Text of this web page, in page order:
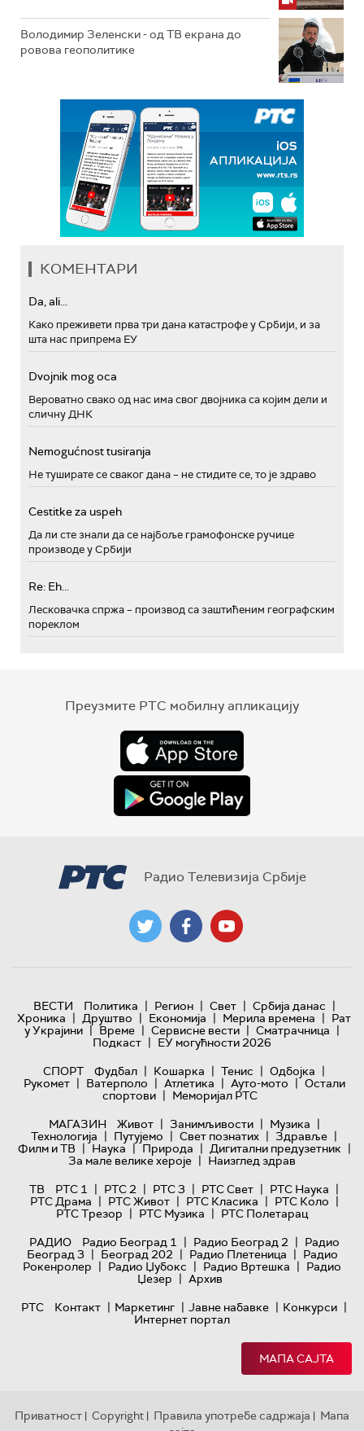
Володимир Зеленски - од ТВ екрана до
ровова геополитике
КОМЕНТАРИ
Da, ali...
Како преживети прва три дана катастрофе у Србији, и за
шта нас припрема ЕУ
Dvojnik mog oca
Вероватно свако од нас има свог двојника са којим дели и
сличну ДНК
Nemogućnost tusiranja
Не туширате се сваког дана – не стидите се, то је здраво
Cestitke za uspeh
Да ли сте знали да се најбоље грамофонске ручице
производе у Србији
Re: Eh...
Лесковачка спржа – производ са заштићеним географским
пореклом
Преузмите РТС мобилну апликацију
Радио Телевизија Србије
ВЕСТИ Политика | Регион | Свет | Србија данас |
Хроника | Друштво | Економија | Мерила времена | Рат
у Украјини | Време | Сервисне вести | Сматрачница |
Подкаст | ЕУ могућности 2026
СПОРТ
Фудбал | Кошарка | Тенис | Одбојка |
Рукомет | Ватерполо | Атлетика | Ауто-мото | Остали
спортови | Меморијал РТС
МАГАЗИН
Живот | Занимљивости | Музика |
Технологијa | Путујемо | Свет познатих | Здравље |
Филм и ТВ | Наука | Природа | Дигитални предузетник |
За мале велике хероје | Наизглед здрав
ТВ
РТС 1 | РТС 2 | РТС 3 | РТС Свет | РТС Наука |
РТС Драма | РТС Живот | РТС Класика | РТС Коло |
РТС Трезор | РТС Музика | РТС Полетарац
РАДИО
Радио Београд 1 | Радио Београд 2 | Радио
Београд 3 | Београд 202 | Радио Плетеница | Радио
Рокенролер | Радио Џубокс | Радио Вртешка | Радио
Џезер | Архив
РТС
Контакт | Маркетинг | Јавне набавке | Конкурси |
Интернет портал
МАПА САЈТА
Приватност | Copyright | Правила употребе садржаја | Мапа